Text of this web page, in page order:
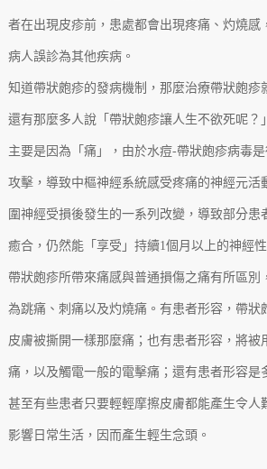
者在出現皮疹前，患處都會出現疼痛、灼燒感
病人誤診為其他疾病。
知道帶狀皰疹的發病機制，那麼治療帶狀皰疹
還有那麼多人說「帶狀皰疹讓人生不欲死呢？」
主要是因為「痛」，由於水痘-帶狀皰疹病毒
攻擊，導致中樞神經系統感受疼痛的神經元活
圍神經受損後發生的一系列改變，導致部分患
癒合，仍然能「享受」持續1個月以上的神經性
帶狀皰疹所帶來痛感與普通損傷之痛有所區別
為跳痛、刺痛以及灼燒痛。有患者形容，帶狀
皮膚被撕開一樣那麼痛；也有患者形容，將被
痛，以及觸電一般的電擊痛；還有患者形容是
甚至有些患者只要輕輕摩擦皮膚都能產生令人
影響日常生活，因而產生輕生念頭。